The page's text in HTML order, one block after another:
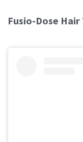
Fusio-Dose